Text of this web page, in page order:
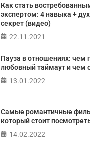
Как стать
экспертом: 4 навыка +
секрет (видео)
22.11.2021
Пауза в отношениях: чем
любовный таймаут и чем
13.01.2022
Самые романтичные
который стоит
14.02.2022